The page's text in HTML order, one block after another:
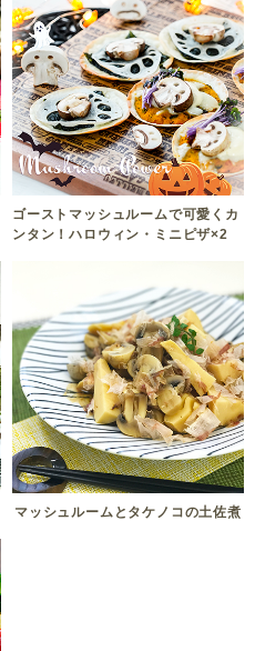
ゴーストマッシュルームで可愛くカ
ンタン！ハロウィン・ミニピザ×2
マッシュルームとタケノコの土佐煮